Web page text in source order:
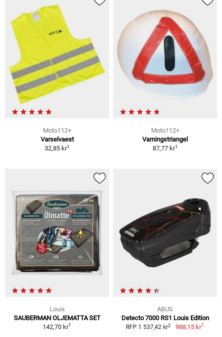
Moto112+
Varselvaest
32,85 kr1
Moto112+
Varningstriangel
87,77 kr1
Louis
SAUBERMAN OLJEMATTA SET
142,70 kr1
ABUS
Detecto 7000 RS1 Louis Edition
RFP 1 537,42 kr2 988,15 kr1